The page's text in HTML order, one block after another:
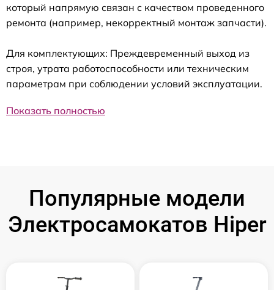
который напрямую связан с качеством проведенного
ремонта (например, некорректный монтаж запчасти).
Для комплектующих: Преждевременный выход из
строя, утрата работоспособности или техническим
параметрам при соблюдении условий эксплуатации.
Показать полностью
Популярные модели
Электросамокатов Hiper